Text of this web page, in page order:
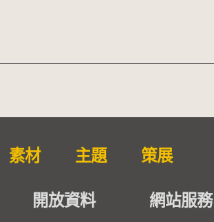
素材 主題 策展
開放資料 網站服務